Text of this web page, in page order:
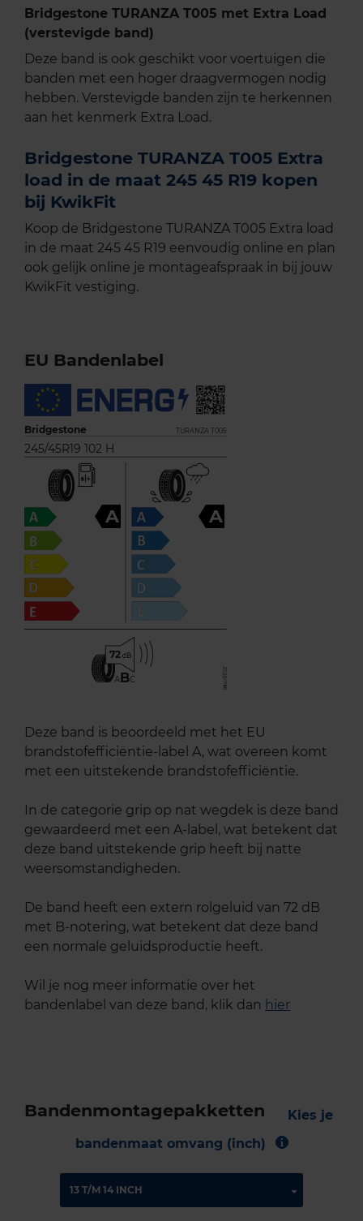
Bridgestone TURANZA T005 met Extra Load
(verstevigde band)
Deze band is ook geschikt voor voertuigen die
banden met een hoger draagvermogen nodig
hebben. Verstevigde banden zijn te herkennen
aan het kenmerk Extra Load.
Bridgestone TURANZA T005 Extra
load in de maat 245 45 R19 kopen
bij KwikFit
Koop de Bridgestone TURANZA T005 Extra load
in de maat 245 45 R19 eenvoudig online en plan
ook gelijk online je montageafspraak in bij jouw
KwikFit vestiging.
EU Bandenlabel
Bridgestone TURANZA T005
245/45R19 102 H
A A
72
ABC
Deze band is beoordeeld met het EU
brandstofefficiëntie-label A, wat overeen komt
met een uitstekende brandstofefficiëntie.
In de categorie grip op nat wegdek is deze band
gewaardeerd met een A-label, wat betekent dat
deze band uitstekende grip heeft bij natte
weersomstandigheden.
De band heeft een extern rolgeluid van 72 dB
met B-notering, wat betekent dat deze band
een normale geluidsproductie heeft.
Wil je nog meer informatie over het
bandenlabel van deze band, klik dan hier
Bandenmontagepakketten
Kies je
bandenmaat omvang (inch)